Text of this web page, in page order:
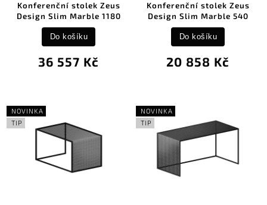
Konferenční stolek Zeus
Design Slim Marble 1180
36 557 Kč
Do košíku
Konferenční stolek Zeus
Design Slim Marble 540
20 858 Kč
Do košíku
NOVINKA
TIP
NOVINKA
TIP